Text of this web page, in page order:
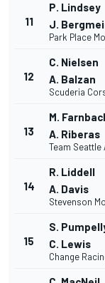
11
P. Lindsey
J.
Park Place
12
C. Nielsen
A. Balzan
Scuderia
13
M.
A. Riberas
Team Seattle
14
R. Liddell
A. Davis
Stevenson
15
S.
C. Lewis
Change